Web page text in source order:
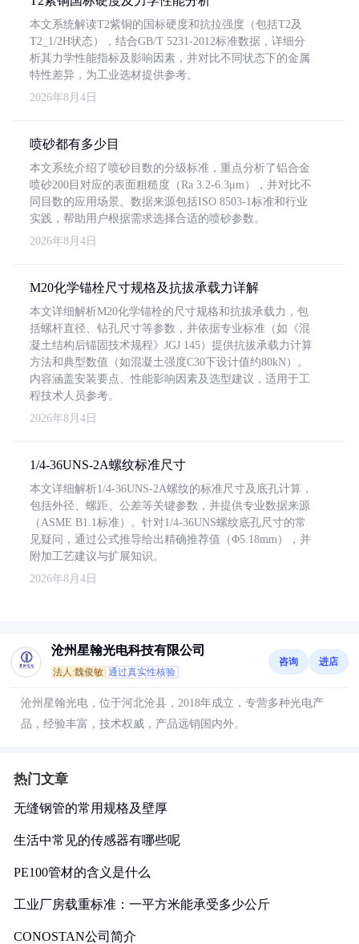
本文系统解读T2紫铜的国标硬度和抗拉强度（包括T2及
T2_1/2H状态），结合GB/T 5231-2012标准数据，详细分
析其力学性能指标及影响因素，并对比不同状态下的金属
特性差异，为工业选材提供参考。
2026年8月4日
喷砂都有多少目
本文系统介绍了喷砂目数的分级标准，重点分析了铝合金
喷砂200目对应的表面粗糙度（Ra 3.2-6.3μm），并对比不
同目数的应用场景。数据来源包括ISO 8503-1标准和行业
实践，帮助用户根据需求选择合适的喷砂参数。
2026年8月4日
M20化学锚栓尺寸规格及抗拔承载力详解
本文详细解析M20化学锚栓的尺寸规格和抗拔承载力，包
括螺杆直径、钻孔尺寸等参数，并依据专业标准（如《混
凝土结构后锚固技术规程》JGJ 145）提供抗拔承载力计算
方法和典型数值（如混凝土强度C30下设计值约80kN）。
内容涵盖安装要点、性能影响因素及选型建议，适用于工
程技术人员参考。
2026年8月4日
1/4-36UNS-2A螺纹标准尺寸
本文详细解析1/4-36UNS-2A螺纹的标准尺寸及底孔计算，
包括外径、螺距、公差等关键参数，并提供专业数据来源
（ASME B1.1标准）。针对1/4-36UNS螺纹底孔尺寸的常
见疑问，通过公式推导给出精确推荐值（Φ5.18mm），并
附加工艺建议与扩展知识。
2026年8月4日
沧州星翰光电科技有限公司
法人:魏俊敏 通过真实性核验
咨询 进店
沧州星翰光电，位于河北沧县，2018年成立，专营多种光电产
品，经验丰富，技术权威，产品远销国内外。
热门文章
无缝钢管的常用规格及壁厚
生活中常见的传感器有哪些呢
PE100管材的含义是什么
工业厂房载重标准：一平方米能承受多少公斤
CONOSTAN公司简介